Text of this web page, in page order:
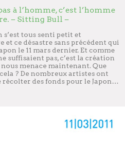
à l’homme, c’est l’homme
– Sitting Bull –
s’est tous senti petit et
et ce désastre sans précédent qui
le 11 mars dernier. Et comme
suffisaient pas, c’est la création
menace maintenant. Que
? De nombreux artistes ont
récolter des fonds pour le Japon…